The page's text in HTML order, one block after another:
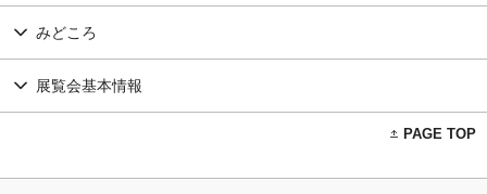
みどころ
展覧会基本情報
PAGE TOP